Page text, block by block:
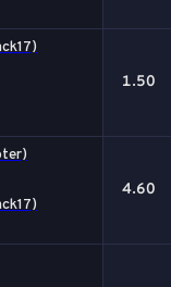
1.50
4.60